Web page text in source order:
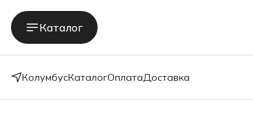
Каталог
КолумбусКаталогОплатаДоставка